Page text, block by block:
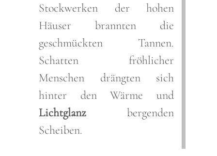
Stockwerken der hohen
Häuser brannten die
geschmückten Tannen.
Schatten fröhlicher
Menschen drängten sich
hinter den Wärme und
Lichtglanz bergenden
Scheiben.